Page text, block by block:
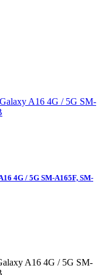
4G / 5G SM-A165F, SM-
A16 4G / 5G SM-